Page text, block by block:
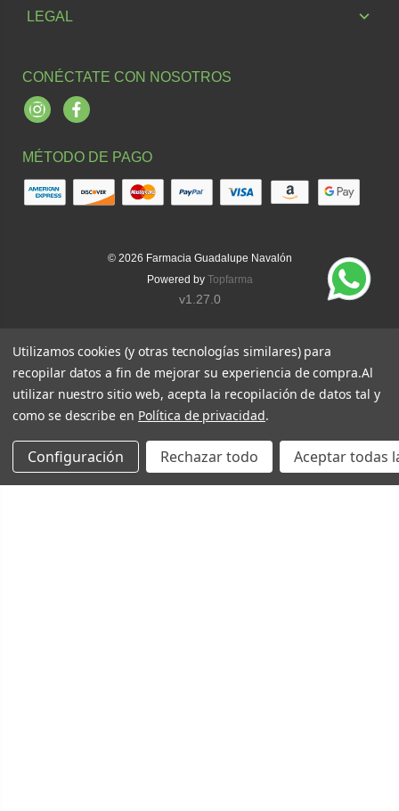
LEGAL
CONÉCTATE CON NOSOTROS
InstagramFacebook
MÉTODO DE PAGO
© 2026 Farmacia Guadalupe Navalón
Powered by Topfarma
v1.27.0
Utilizamos cookies (y otras tecnologías similares) para
recopilar datos a fin de mejorar su experiencia de compra.Al
utilizar nuestro sitio web, acepta la recopilación de datos tal y
como se describe en Política de privacidad.
Configuración Rechazar todo Aceptar todas